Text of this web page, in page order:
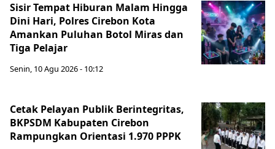
Sisir Tempat Hiburan Malam Hingga
Dini Hari, Polres Cirebon Kota
Amankan Puluhan Botol Miras dan
Tiga Pelajar
Senin, 10 Agu 2026 - 10:12
Cetak Pelayan Publik Berintegritas,
BKPSDM Kabupaten Cirebon
Rampungkan Orientasi 1.970 PPPK